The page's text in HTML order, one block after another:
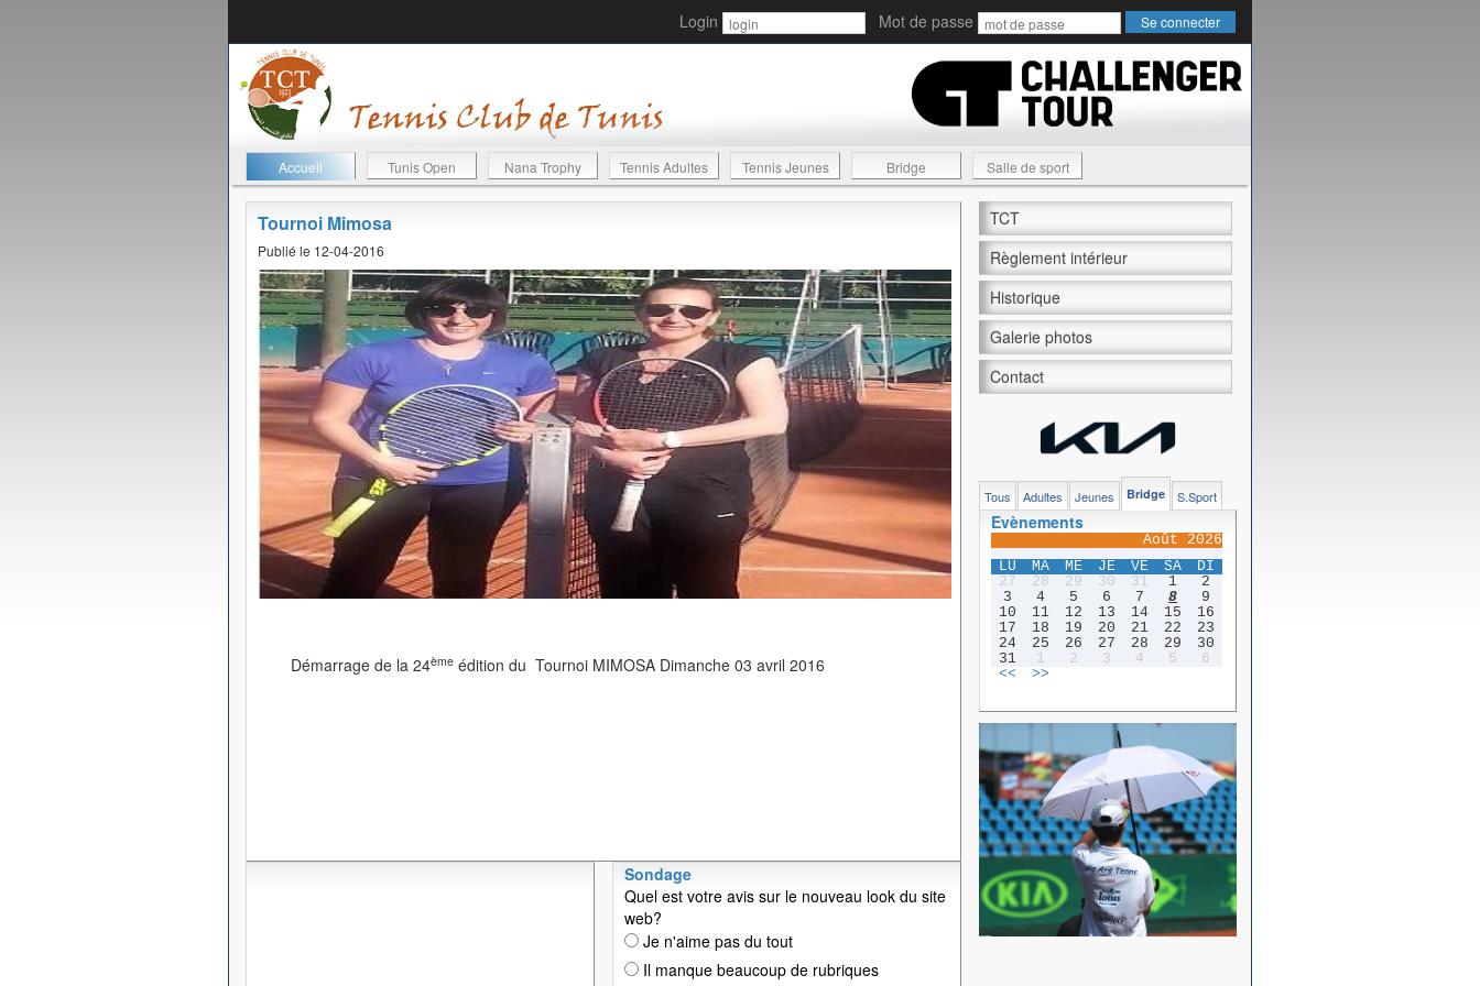
Login Mot de passe
Accueil Tunis Open Nana Trophy Tennis Adultes Tennis Jeunes Bridge Salle de sport
Tournoi Mimosa
Publié le 12-04-2016
Démarrage de la 24ème édition du Tournoi MIMOSA Dimanche 03 avril 2016
Sondage
Quel est votre avis sur le nouveau look du site
web?
Je n'aime pas du tout
Il manque beaucoup de rubriques
TCT
Règlement intérieur
Historique
Galerie photos
Contact
Tous Adultes Jeunes Bridge S.Sport
Evènements
Août 2026
LU
MA ME JE VE SA
DI
27
28 29 30 31 1
2
3
4 5 6 7 8
9
10
11 12 13 14 15
16
17
18 19 20 21 22
23
24
25 26 27 28 29
30
31
1 2 3 4 5
6
<<
>>